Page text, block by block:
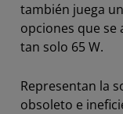
también juega
opciones que se
tan solo 65 W.
Representan la
obsoleto e